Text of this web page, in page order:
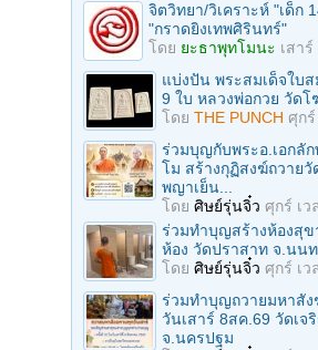
จิตวิทยา/วิเคราะห์ "เด็ก
"กราดยิงเทพศิรินทร์"
โดย ยะธาพุทโมนะ เสา
แบ่งปัน พระสมเด็จใบ
9 ใบ หลวงพ่อกวย วัดโ
โดย THE PUNCH ศุกร์
ร่วมบุญกับพระอ.เอก
โม สร้างกุฏิสงฆ์ถวายวั
พญาเย็น...
โดย ศิษย์รุ่นจิ๋ว ศุกร์ เว
ร่วมทําบุญสร้างห้องสุ
ห้อง วัดปราสาท จ.นน
โดย ศิษย์รุ่นจิ๋ว ศุกร์ เว
ร่วมทําบุญถวายมหาสั
วันเสาร์ 8สค.69 วัดเจ
จ.นครปฐม